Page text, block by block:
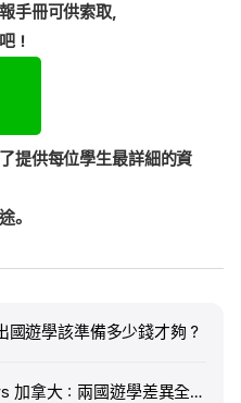
手冊可供索取，
！
提供每位學生最詳細的資
。
國遊學該準備多少錢才夠？
拿大：兩國遊學差異全面比較